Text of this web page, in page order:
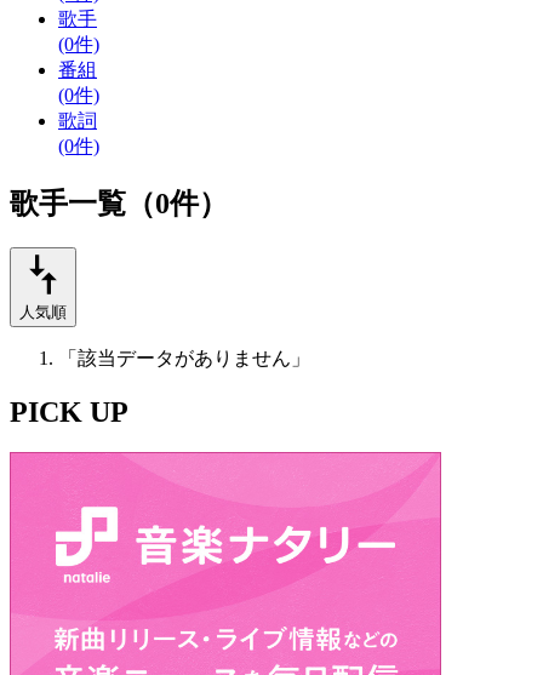
歌手
(0件)
番組
(0件)
歌詞
(0件)
歌手一覧（0件）
人気順
「該当データがありません」
PICK UP